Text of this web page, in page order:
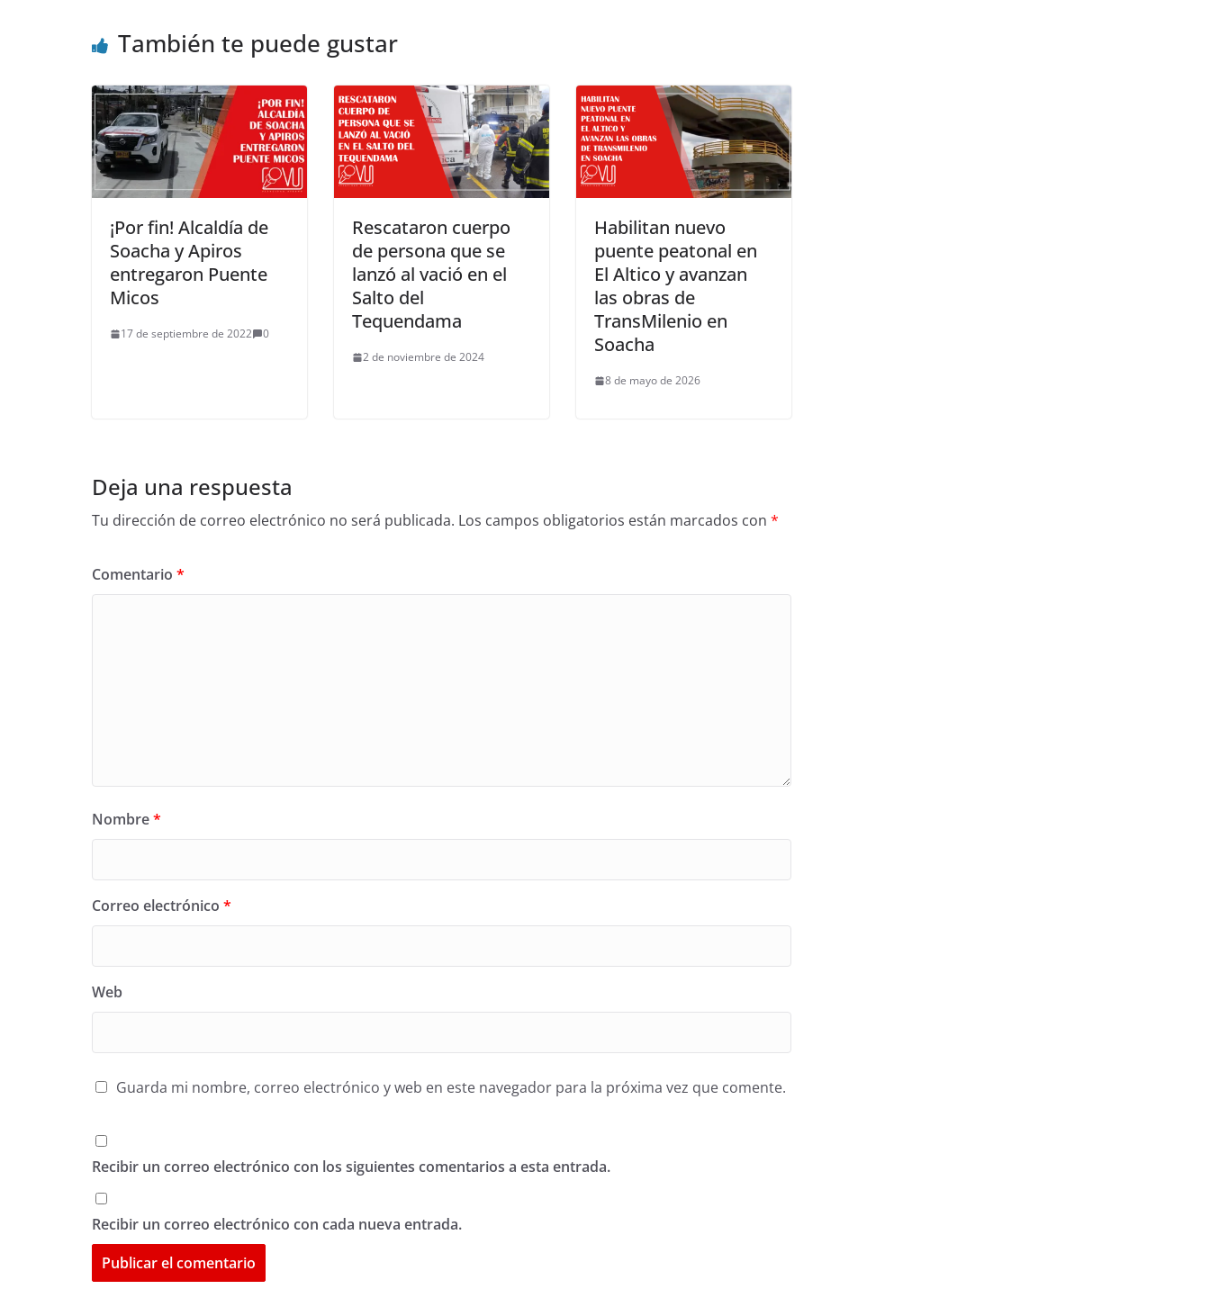
También te puede gustar
¡Por fin! Alcaldía de
Soacha y Apiros
entregaron Puente
Micos
17 de septiembre de 2022 0
Rescataron cuerpo
de persona que se
lanzó al vació en el
Salto del
Tequendama
2 de noviembre de 2024
Habilitan nuevo
puente peatonal en
El Altico y avanzan
las obras de
TransMilenio en
Soacha
8 de mayo de 2026
Deja una respuesta
Tu dirección de correo electrónico no será publicada. Los campos obligatorios están marcados con *
Comentario *
Nombre*
Correo electrónico *
Web
Guarda mi nombre, correo electrónico y web en este navegador para la próxima vez que comente.
Recibir un correo electrónico con los siguientes comentarios a esta entrada.
Recibir un correo electrónico con cada nueva entrada.